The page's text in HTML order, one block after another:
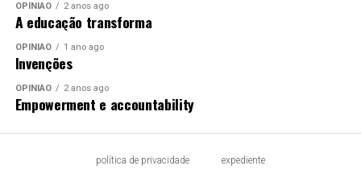
OPINIÃO 2 anos ago
A educação transforma
OPINIÃO 1 ano ago
Invenções
OPINIÃO 2 anos ago
Empowerment e accountability
política de privacidade expediente